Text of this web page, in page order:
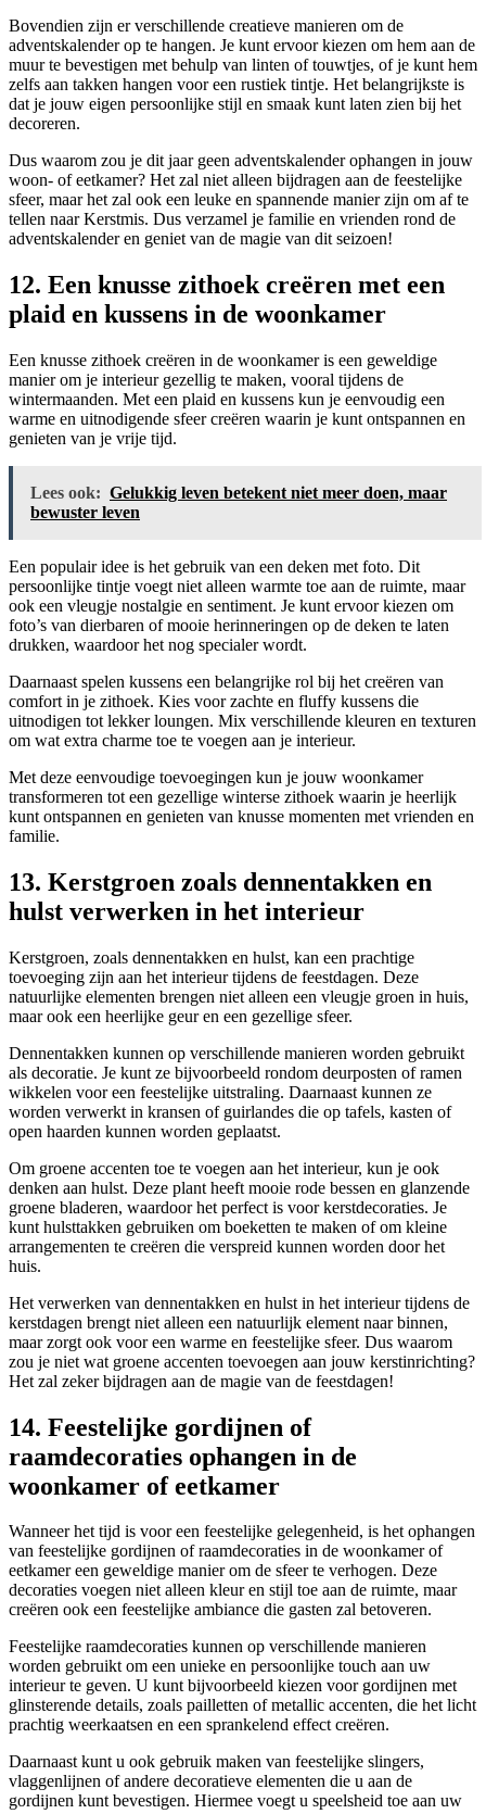
Bovendien zijn er verschillende creatieve manieren om de
adventskalender op te hangen. Je kunt ervoor kiezen om hem aan de
muur te bevestigen met behulp van linten of touwtjes, of je kunt hem
zelfs aan takken hangen voor een rustiek tintje. Het belangrijkste is
dat je jouw eigen persoonlijke stijl en smaak kunt laten zien bij het
decoreren.
Dus waarom zou je dit jaar geen adventskalender ophangen in jouw
woon- of eetkamer? Het zal niet alleen bijdragen aan de feestelijke
sfeer, maar het zal ook een leuke en spannende manier zijn om af te
tellen naar Kerstmis. Dus verzamel je familie en vrienden rond de
adventskalender en geniet van de magie van dit seizoen!
12. Een knusse zithoek creëren met een
plaid en kussens in de woonkamer
Een knusse zithoek creëren in de woonkamer is een geweldige
manier om je interieur gezellig te maken, vooral tijdens de
wintermaanden. Met een plaid en kussens kun je eenvoudig een
warme en uitnodigende sfeer creëren waarin je kunt ontspannen en
genieten van je vrije tijd.
Lees ook: Gelukkig leven betekent niet meer doen, maar
bewuster leven
Een populair idee is het gebruik van een deken met foto. Dit
persoonlijke tintje voegt niet alleen warmte toe aan de ruimte, maar
ook een vleugje nostalgie en sentiment. Je kunt ervoor kiezen om
foto’s van dierbaren of mooie herinneringen op de deken te laten
drukken, waardoor het nog specialer wordt.
Daarnaast spelen kussens een belangrijke rol bij het creëren van
comfort in je zithoek. Kies voor zachte en fluffy kussens die
uitnodigen tot lekker loungen. Mix verschillende kleuren en texturen
om wat extra charme toe te voegen aan je interieur.
Met deze eenvoudige toevoegingen kun je jouw woonkamer
transformeren tot een gezellige winterse zithoek waarin je heerlijk
kunt ontspannen en genieten van knusse momenten met vrienden en
familie.
13. Kerstgroen zoals dennentakken en
hulst verwerken in het interieur
Kerstgroen, zoals dennentakken en hulst, kan een prachtige
toevoeging zijn aan het interieur tijdens de feestdagen. Deze
natuurlijke elementen brengen niet alleen een vleugje groen in huis,
maar ook een heerlijke geur en een gezellige sfeer.
Dennentakken kunnen op verschillende manieren worden gebruikt
als decoratie. Je kunt ze bijvoorbeeld rondom deurposten of ramen
wikkelen voor een feestelijke uitstraling. Daarnaast kunnen ze
worden verwerkt in kransen of guirlandes die op tafels, kasten of
open haarden kunnen worden geplaatst.
Om groene accenten toe te voegen aan het interieur, kun je ook
denken aan hulst. Deze plant heeft mooie rode bessen en glanzende
groene bladeren, waardoor het perfect is voor kerstdecoraties. Je
kunt hulsttakken gebruiken om boeketten te maken of om kleine
arrangementen te creëren die verspreid kunnen worden door het
huis.
Het verwerken van dennentakken en hulst in het interieur tijdens de
kerstdagen brengt niet alleen een natuurlijk element naar binnen,
maar zorgt ook voor een warme en feestelijke sfeer. Dus waarom
zou je niet wat groene accenten toevoegen aan jouw kerstinrichting?
Het zal zeker bijdragen aan de magie van de feestdagen!
14. Feestelijke gordijnen of
raamdecoraties ophangen in de
woonkamer of eetkamer
Wanneer het tijd is voor een feestelijke gelegenheid, is het ophangen
van feestelijke gordijnen of raamdecoraties in de woonkamer of
eetkamer een geweldige manier om de sfeer te verhogen. Deze
decoraties voegen niet alleen kleur en stijl toe aan de ruimte, maar
creëren ook een feestelijke ambiance die gasten zal betoveren.
Feestelijke raamdecoraties kunnen op verschillende manieren
worden gebruikt om een unieke en persoonlijke touch aan uw
interieur te geven. U kunt bijvoorbeeld kiezen voor gordijnen met
glinsterende details, zoals pailletten of metallic accenten, die het licht
prachtig weerkaatsen en een sprankelend effect creëren.
Daarnaast kunt u ook gebruik maken van feestelijke slingers,
vlaggenlijnen of andere decoratieve elementen die u aan de
gordijnen kunt bevestigen. Hiermee voegt u speelsheid toe aan uw